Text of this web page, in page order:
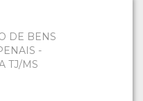
DE BENS
-
TJ/MS